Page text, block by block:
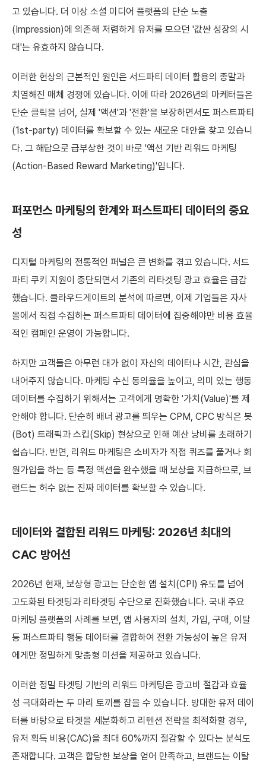
고 있습니다. 더 이상 소셜 미디어 플랫폼의 단순 노출
(Impression)에 의존해 저렴하게 유저를 모으던 '값싼 성장의 시
대'는 유효하지 않습니다.
이러한 현상의 근본적인 원인은 서드파티 데이터 활용의 종말과
치열해진 매체 경쟁에 있습니다. 이에 따라 2026년의 마케터들은
단순 클릭을 넘어, 실제 '액션'과 '전환'을 보장하면서도 퍼스트파티
(1st-party) 데이터를 확보할 수 있는 새로운 대안을 찾고 있습니
다. 그 해답으로 급부상한 것이 바로 '액션 기반 리워드 마케팅
(Action-Based Reward Marketing)'입니다.
퍼포먼스 마케팅의 한계와 퍼스트파티 데이터의 중요
성
디지털 마케팅의 전통적인 퍼널은 큰 변화를 겪고 있습니다. 서드
파티 쿠키 지원이 중단되면서 기존의 리타겟팅 광고 효율은 급감
했습니다. 클라우드게이트의 분석에 따르면, 이제 기업들은 자사
몰에서 직접 수집하는 퍼스트파티 데이터에 집중해야만 비용 효율
적인 캠페인 운영이 가능합니다.
하지만 고객들은 아무런 대가 없이 자신의 데이터나 시간, 관심을
내어주지 않습니다. 마케팅 수신 동의율을 높이고, 의미 있는 행동
데이터를 수집하기 위해서는 고객에게 명확한 '가치(Value)'를 제
안해야 합니다. 단순히 배너 광고를 띄우는 CPM, CPC 방식은 봇
(Bot) 트래픽과 스킵(Skip) 현상으로 인해 예산 낭비를 초래하기
쉽습니다. 반면, 리워드 마케팅은 소비자가 직접 퀴즈를 풀거나 회
원가입을 하는 등 특정 액션을 완수했을 때 보상을 지급하므로, 브
랜드는 허수 없는 진짜 데이터를 확보할 수 있습니다.
데이터와 결합된 리워드 마케팅: 2026년 최대의
CAC 방어선
2026년 현재, 보상형 광고는 단순한 앱 설치(CPI) 유도를 넘어
고도화된 타겟팅과 리타겟팅 수단으로 진화했습니다. 국내 주요
마케팅 플랫폼의 사례를 보면, 앱 사용자의 설치, 가입, 구매, 이탈
등 퍼스트파티 행동 데이터를 결합하여 전환 가능성이 높은 유저
에게만 정밀하게 맞춤형 미션을 제공하고 있습니다.
이러한 정밀 타겟팅 기반의 리워드 마케팅은 광고비 절감과 효율
성 극대화라는 두 마리 토끼를 잡을 수 있습니다. 방대한 유저 데이
터를 바탕으로 타겟을 세분화하고 리텐션 전략을 최적화할 경우,
유저 획득 비용(CAC)을 최대 60%까지 절감할 수 있다는 분석도
존재합니다. 고객은 합당한 보상을 얻어 만족하고, 브랜드는 이탈